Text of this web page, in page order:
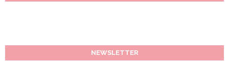
NEWSLETTER